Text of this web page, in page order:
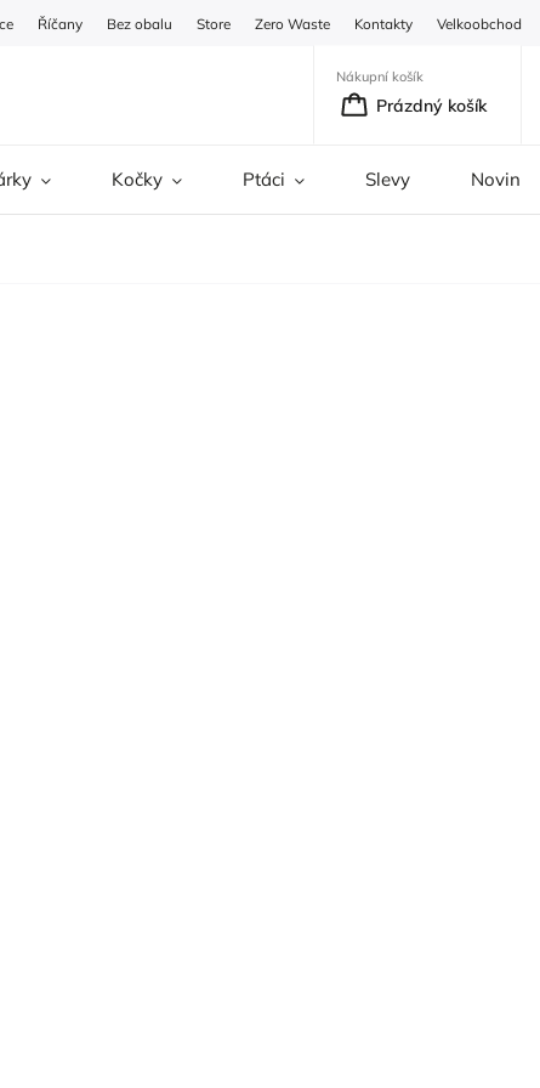
Říčany Bez obalu Store Zero Waste Kontakty Velkoobchod
Nákupní košík
Prázdný košík
Kočky Ptáci Slevy Novinky